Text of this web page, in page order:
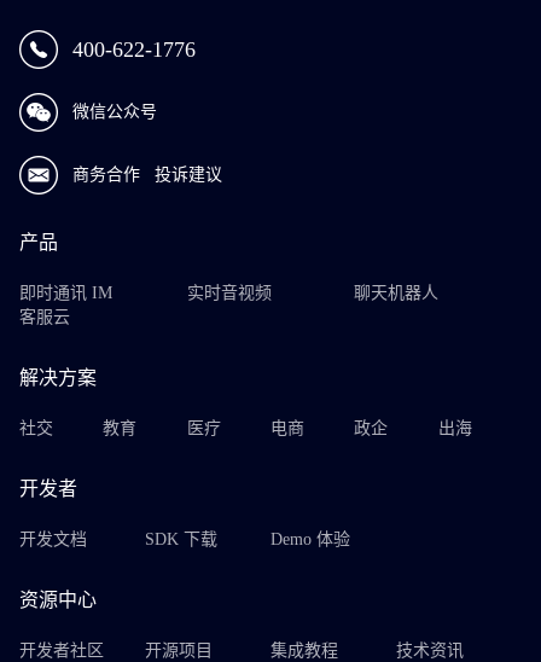
400-622-1776
微信公众号
商务合作 投诉建议
产品
即时通讯 IM 实时音视频
聊天机器人
客服云
解决方案
社交 教育 医疗 电商 政企 出海
开发者
开发文档 SDK 下载 Demo 体验
资源中心
开发者社区 开源项目 集成教程 技术资讯